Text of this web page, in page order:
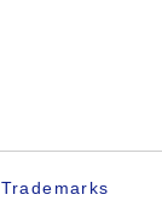
Trademarks